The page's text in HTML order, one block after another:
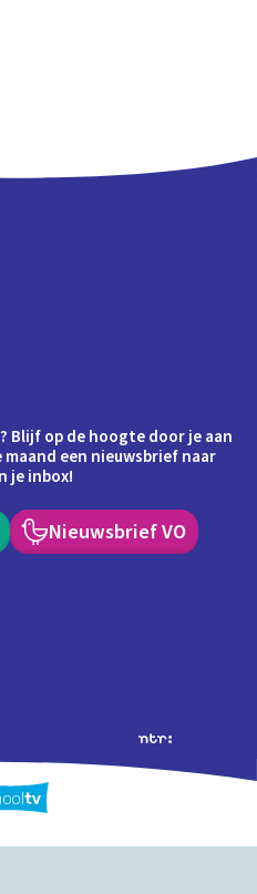
Blijf op de hoogte door je aan
een nieuwsbrief naar
je inbox!
Nieuwsbrief VO